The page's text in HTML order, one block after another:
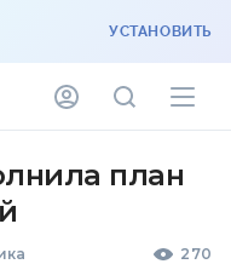
УСТАНОВИТЬ
план
270